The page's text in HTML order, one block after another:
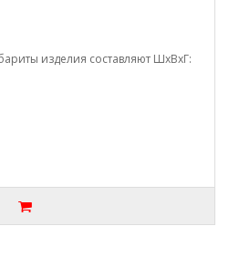
изделия составляют ШхВхГ: